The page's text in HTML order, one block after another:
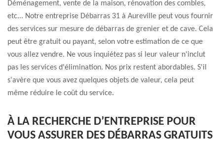
Déménagement, vente de la maison, rénovation des combles,
etc... Notre entreprise Débarras 31 à Aureville peut vous fournir
des services sur mesure de débarras de grenier et de cave. Cela
peut être gratuit ou payant, selon votre estimation de ce que
vous allez vendre. Ne vous inquiétez pas si leur valeur n'inclut
pas les services d'élimination. Nos prix restent abordables. S'il
s'avère que vous avez quelques objets de valeur, cela peut
même réduire le coût du service.
À LA RECHERCHE D’ENTREPRISE POUR
VOUS ASSURER DES DÉBARRAS GRATUITS